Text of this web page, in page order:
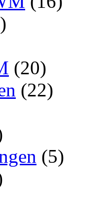
(20)
(22)
(5)